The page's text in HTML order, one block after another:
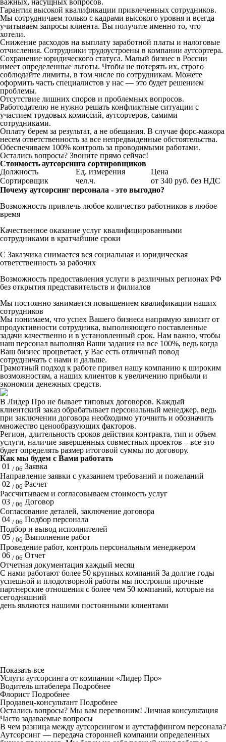
Гарантия высокой квалификации привлеченных сотрудников.
Мы сотрудничаем только с кадрами высокого уровня и всегда
учитываем запросы клиента. Вы получите именно то, что
хотели.
Снижение расходов на выплату заработной платы и налоговые
отчисления. Сотрудники трудоустроены в компании аутсортера.
Сохранение юридического статуса. Малый бизнес в России
имеет определенные льготы. Чтобы не потерять их, строго
соблюдайте лимиты, в том числе по сотрудникам. Можете
оформить часть специалистов у нас — это будет решением
проблемы.
Отсутствие лишних споров и проблемных вопросов.
Работодателю не нужно решать конфликтные ситуации с
участием трудовых комиссий, аутсортеров, самими
сотрудниками.
Оплату берем за результат, а не обещания. В случае форс-мажора
несем ответственность за все непредвиденные обстоятельства.
Обеспечиваем 100% контроль за проводимыми работами.
Остались вопросы? Звоните прямо сейчас!
Стоимость аутсорсинга сортировщиков
Должность
Ед. измерения
Цена
Сортировщик
чел.ч.
от 340 руб. без НДС
Почему аутсорсинг персонала - это выгодно?
Возможность привлечь любое количество работников в любое
время
Качественное оказание услуг квалифицированными
сотрудниками в кратчайшие сроки
С Заказчика снимается вся социальная и юридическая
ответственность за рабочих
Возможность предоставления услуги в различных регионах РФ
без открытия представительств и филиалов
Мы постоянно занимается повышением квалификации наших
сотрудников
Мы понимаем, что успех Вашего бизнеса напрямую зависит от
продуктивности сотрудника, выполняющего поставленные
задачи качественно и в установленный срок. Нам важно, чтобы
наш персонал выполнял Ваши задания на все 100%, ведь когда
Ваш бизнес процветает, у Вас есть отличный повод
сотрудничать с нами и дальше.
Грамотный подход к работе привел нашу компанию к широким
возможностям, а наших клиентов к увеличению прибыли и
экономии денежных средств.
В Лидер Про не бывает типовых договоров. Каждый
клиентский заказ обрабатывает персональный менеджер, ведь
при заключении договора необходимо уточнить и обозначить
множество ценообразующих факторов.
Регион, длительность сроков действия контракта, тип и объем
услуги, наличие завершенных совместных проектов – все это
будет определять размер итоговой суммы по договору.
Как мы будем с Вами работать
01 / 06 Заявка
Направление заявки с указанием требований и пожеланий
02 / 06 Расчет
Рассчитываем и согласовываем стоимость услуг
03 / 06 Договор
Согласование деталей, заключение договора
04 / 06 Подбор персонала
Подбор и вывод исполнителей
05 / 06 Выполнение работ
Проведение работ, контроль персональным менеджером
06 / 06 Отчет
Отчетная документация каждый месяц
C нами работают более 50 крупных компаний За долгие годы
успешной и плодотворной работы мы построили прочные
партнерские отношения с более чем 50 компаний, которые на
сегодняшний
день являются нашими постоянными клиентами
Показать все
Услуги аутсорсинга от компании «Лидер Про»
Водитель штабелера Подробнее
Флорист Подробнее
Продавец-консультант Подробнее
Остались вопросы? Мы вам перезвоним! Личная консультация
Часто задаваемые вопросы
В чем разница между аутсорсингом и аутстаффингом персонала?
Аутсорсинг — передача сторонней компании определенных